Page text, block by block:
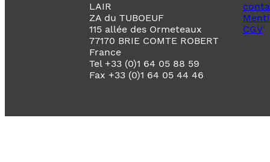
LAIR
ZA du TUBOEUF
115 allée des Ormeteaux
77170 BRIE COMTE ROBERT
France
Tel +33 (0)1 64 05 88 59
Fax +33 (0)1 64 05 44 46
CGV